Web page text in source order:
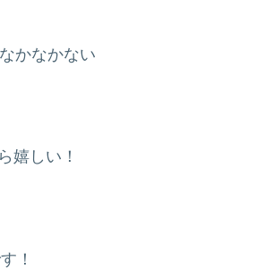
かなかない
嬉しい！
！